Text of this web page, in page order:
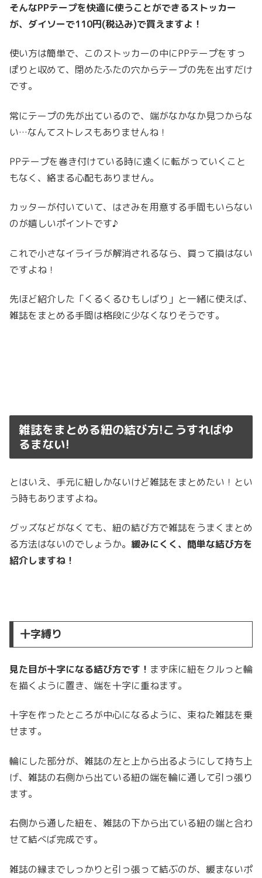
そんなPPテープを快適に使うことができるストッカー
が、ダイソーで110円(税込み)で買えますよ！
使い方は簡単で、このストッカーの中にPPテープをすっ
ぽりと収めて、閉めたふたの穴からテープの先を出すだけ
です。
常にテープの先が出ているので、端がなかなか見つからな
い…なんてストレスもありませんね！
PPテープを巻き付けている時に遠くに転がっていくこと
もなく、絡まる心配もありません。
カッターが付いていて、はさみを用意する手間もいらない
のが嬉しいポイントです♪
これで小さなイライラが解消されるなら、買って損はない
ですよね！
先ほど紹介した「くるくるひもしばり」と一緒に使えば、
雑誌をまとめる手間は格段に少なくなりそうです。
雑誌をまとめる紐の結び方!こうすればゆ
るまない!
とはいえ、手元に紐しかないけど雑誌をまとめたい！とい
う時もありますよね。
グッズなどがなくても、紐の結び方で雑誌をうまくまとめ
る方法はないのでしょうか。 緩みにくく、簡単な結び方を
紹介しますね！
十字縛り
見た目が十字になる結び方です！ まず床に紐をクルっと輪
を描くように置き、端を十字に重ねます。
十字を作ったところが中心になるように、束ねた雑誌を乗
せます。
輪にした部分が、雑誌の左と上から出るようにして持ち上
げ、雑誌の右側から出ている紐の端を輪に通して引っ張り
ます。
右側から通した紐を、雑誌の下から出ている紐の端と合わ
せて結べば完成です。
雑誌の縁までしっかりと引っ張って結ぶのが、緩まないポ